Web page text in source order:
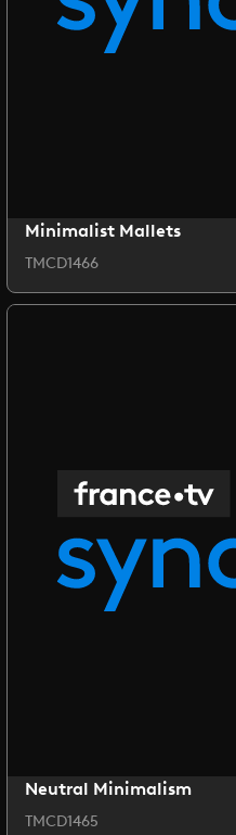
Minimalist Mallets
TMCD1466
Neutral Minimalism
TMCD1465